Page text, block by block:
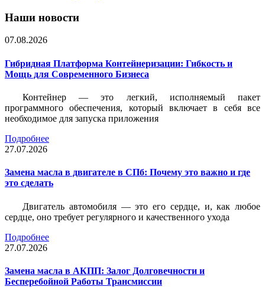
Наши новости
07.08.2026
Гибридная Платформа Контейнеризации: Гибкость и
Мощь для Современного Бизнеса
Контейнер — это легкий, исполняемый пакет
программного обеспечения, который включает в себя все
необходимое для запуска приложения
Подробнее
27.07.2026
Замена масла в двигателе в СПб: Почему это важно и где
это сделать
Двигатель автомобиля — это его сердце, и, как любое
сердце, оно требует регулярного и качественного ухода
Подробнее
27.07.2026
Замена масла в АКПП: Залог Долговечности и
Бесперебойной Работы Трансмиссии